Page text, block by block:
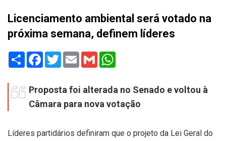
Licenciamento ambiental será votado na
próxima semana, definem líderes
Share Facebook
TwitterEmail Gmail
Proposta foi alterada no Senado e voltou à
Câmara para nova votação
Líderes partidários definiram que o projeto da Lei Geral do